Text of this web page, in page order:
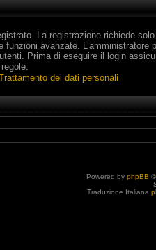
La registrazione richiede
funzioni avanzate. L’amministratore
Prima di eseguire il login
dei dati personali
Powered by phpBB
Traduzione Italiana